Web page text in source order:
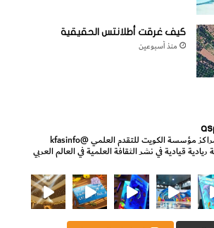
كيف غرقت أطلانتس الحقيقية
منذ أسبوعين
مؤسسة الكويت للتقدم العلمي@kfasinfo
قيادية في نشر الثقافة العلمية في العالم العربي
ومن الكتب نتعلّم
⁨ رجعنا! ما كنّا بعيد! مجهزين لكم كل جديد!⁩